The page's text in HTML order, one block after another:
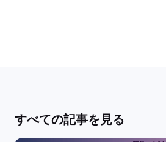
すべての記事を見る